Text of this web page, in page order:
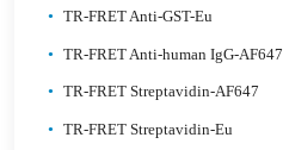
• TR-FRET Anti-GST-Eu
• TR-FRET Anti-human IgG-AF647
• TR-FRET Streptavidin-AF647
• TR-FRET Streptavidin-Eu